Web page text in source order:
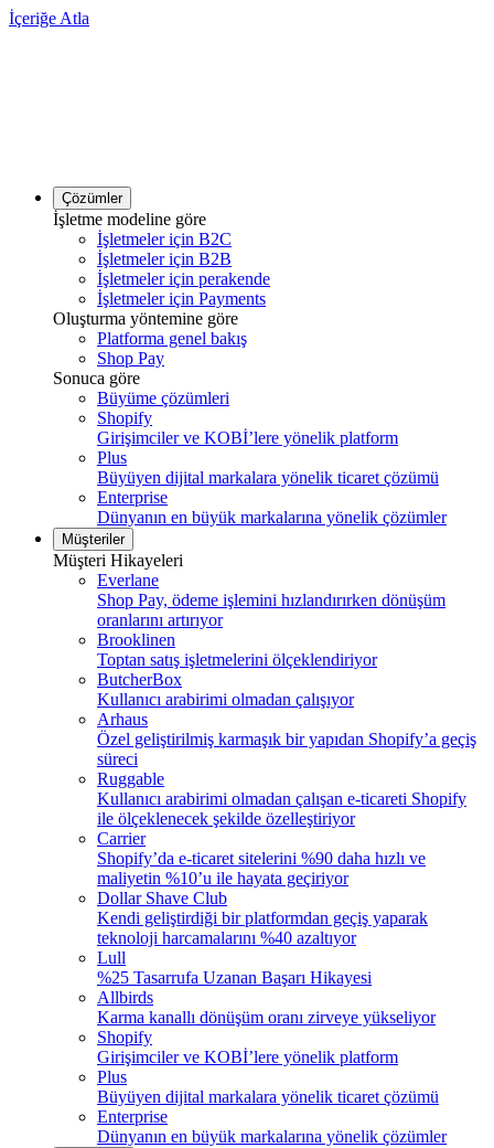
İçeriğe Atla
Çözümler
İşletme modeline göre
İşletmeler için B2C
İşletmeler için B2B
İşletmeler için perakende
İşletmeler için Payments
Oluşturma yöntemine göre
Platforma genel bakış
Shop Pay
Sonuca göre
Büyüme çözümleri
Shopify
Girişimciler ve KOBİ’lere yönelik platform
Plus
Büyüyen dijital markalara yönelik ticaret çözümü
Enterprise
Dünyanın en büyük markalarına yönelik çözümler
Müşteriler
Müşteri Hikayeleri
Everlane
Shop Pay, ödeme işlemini hızlandırırken dönüşüm
oranlarını artırıyor
Brooklinen
Toptan satış işletmelerini ölçeklendiriyor
ButcherBox
Kullanıcı arabirimi olmadan çalışıyor
Arhaus
Özel geliştirilmiş karmaşık bir yapıdan Shopify’a geçiş
süreci
Ruggable
Kullanıcı arabirimi olmadan çalışan e-ticareti Shopify
ile ölçeklenecek şekilde özelleştiriyor
Carrier
Shopify’da e-ticaret sitelerini %90 daha hızlı ve
maliyetin %10’u ile hayata geçiriyor
Dollar Shave Club
Kendi geliştirdiği bir platformdan geçiş yaparak
teknoloji harcamalarını %40 azaltıyor
Lull
%25 Tasarrufa Uzanan Başarı Hikayesi
Allbirds
Karma kanallı dönüşüm oranı zirveye yükseliyor
Shopify
Girişimciler ve KOBİ’lere yönelik platform
Plus
Büyüyen dijital markalara yönelik ticaret çözümü
Enterprise
Dünyanın en büyük markalarına yönelik çözümler